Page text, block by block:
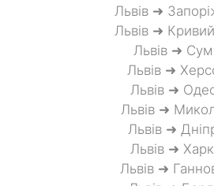
Львів ➜
Львів ➜
Львів ➜
Львів ➜
Львів ➜
Львів ➜
Львів ➜
Львів ➜
Львів ➜